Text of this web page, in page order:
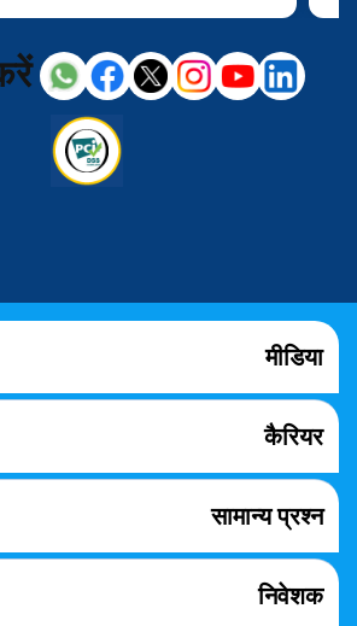
मीडिया
कैरियर
सामान्य प्रश्न
निवेशक